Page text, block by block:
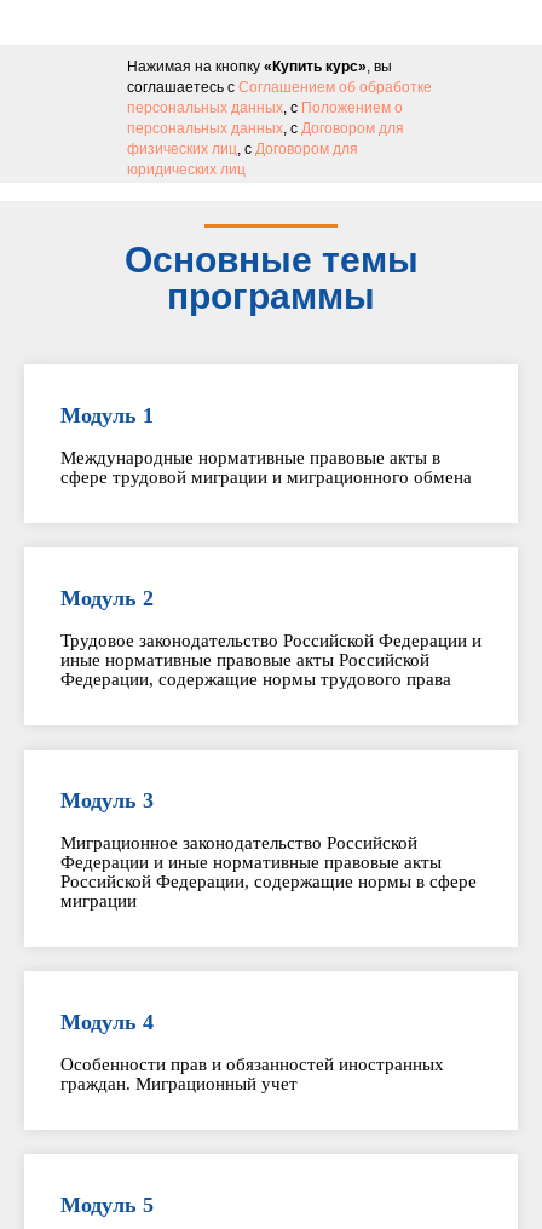
Нажимая на кнопку «Купить курс», вы
соглашаетесь с Соглашением об обработке
персональных данных, с Положением о
персональных данных, с Договором для
физических лиц, с Договором для
юридических лиц
Основные темы
программы
Модуль 1
Международные нормативные правовые акты в
сфере трудовой миграции и миграционного обмена
Модуль 2
Трудовое законодательство Российской Федерации и
иные нормативные правовые акты Российской
Федерации, содержащие нормы трудового права
Модуль 3
Миграционное законодательство Российской
Федерации и иные нормативные правовые акты
Российской Федерации, содержащие нормы в сфере
миграции
Модуль 4
Особенности прав и обязанностей иностранных
граждан. Миграционный учет
Модуль 5